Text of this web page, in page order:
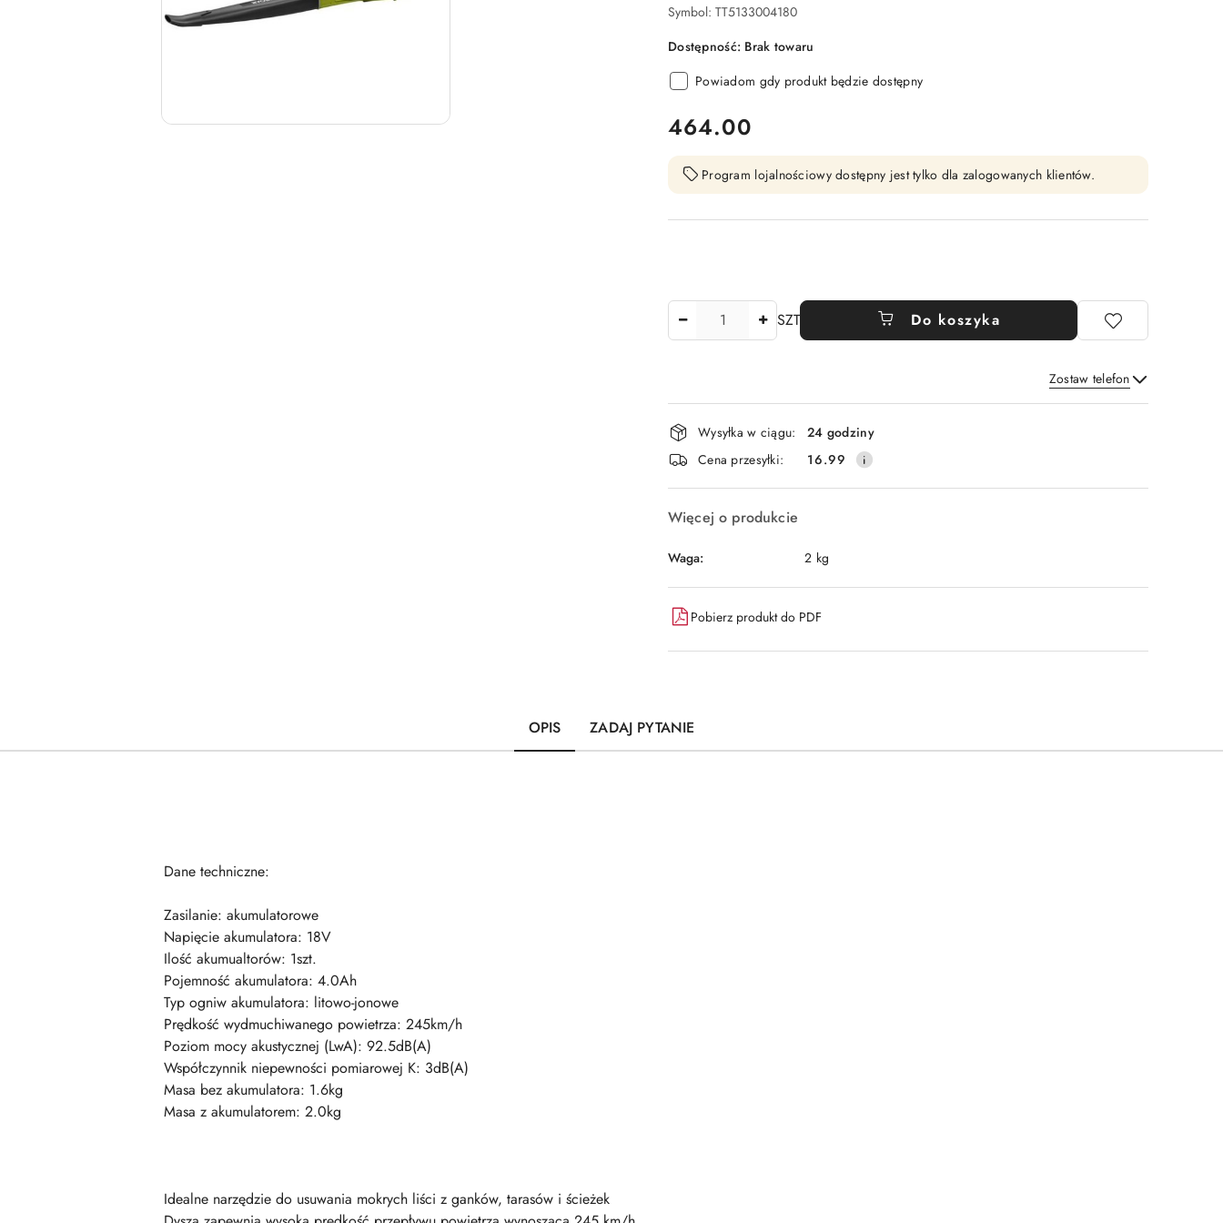
Symbol: TT5133004180
Dostępność: Brak towaru
Powiadom gdy produkt będzie dostępny
cena:
464.00
Program lojalnościowy dostępny jest tylko dla zalogowanych klientów.
SZT Do koszyka
Zostaw telefon
Wyślij
Dostępność
i
dostawa
Wysyłka w ciągu:
24 godziny
Cena przesyłki:
16.99
Więcej o produkcie
Waga: 2 kg
Pobierz produkt do PDF
OPIS ZADAJ PYTANIE
Dane techniczne:
Zasilanie: akumulatorowe
Napięcie akumulatora: 18V
Ilość akumualtorów: 1szt.
Pojemność akumulatora: 4.0Ah
Typ ogniw akumulatora: litowo-jonowe
Prędkość wydmuchiwanego powietrza: 245km/h
Poziom mocy akustycznej (LwA): 92.5dB(A)
Współczynnik niepewności pomiarowej K: 3dB(A)
Masa bez akumulatora: 1.6kg
Masa z akumulatorem: 2.0kg
Idealne narzędzie do usuwania mokrych liści z ganków, tarasów i ścieżek